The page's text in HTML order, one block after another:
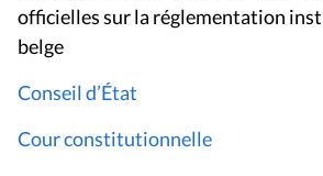
officielles sur la réglementation
belge
Conseil d’État
Cour constitutionnelle